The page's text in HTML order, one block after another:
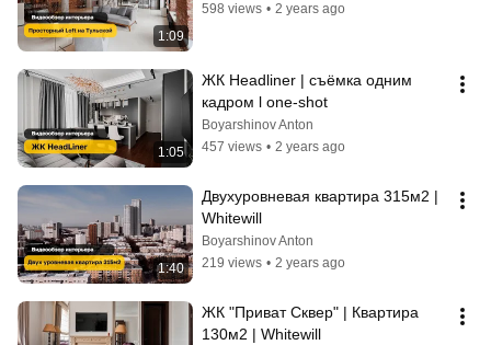
1:09
598 views • 2 years ago
1:05
ЖК Headliner | съёмка одним
кадром l one-shot
Boyarshinov Anton
457 views • 2 years ago
1:40
Двухуровневая квартира 315м2 |
Whitewill
Boyarshinov Anton
219 views • 2 years ago
ЖК "Приват Сквер" | Квартира
130м2 | Whitewill